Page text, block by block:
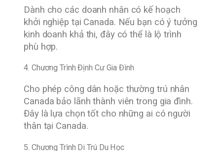
Dành cho các doanh nhân có kế hoạch
khởi nghiệp tại Canada. Nếu bạn có ý tưởng
kinh doanh khả thi, đây có thể là lộ trình
phù hợp.
4. Chương Trình Định Cư Gia Đình
Cho phép công dân hoặc thường trú nhân
Canada bảo lãnh thành viên trong gia đình.
Đây là lựa chọn tốt cho những ai có người
thân tại Canada.
5. Chương Trình Di Trú Du Học